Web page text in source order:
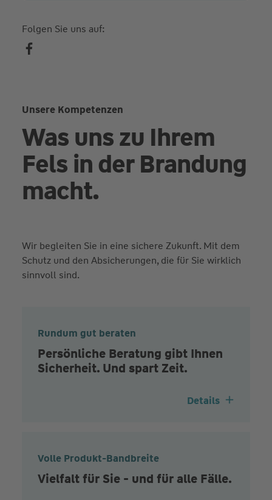
Folgen Sie uns auf:
Unsere Kompetenzen
Was uns zu Ihrem
Fels in der Brandung
macht.
Wir begleiten Sie in eine sichere Zukunft. Mit dem
Schutz und den Absicherungen, die für Sie wirklich
sinnvoll sind.
Rundum gut beraten
Persönliche Beratung gibt Ihnen
Sicherheit. Und spart Zeit.
Details
Volle Produkt-Bandbreite
Vielfalt für Sie - und für alle Fälle.